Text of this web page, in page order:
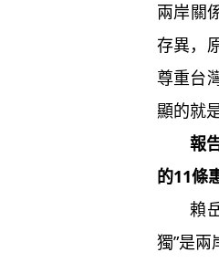
兩岸關
存異，
尊重台
顯的就
報
的11條
賴岳
獨”是